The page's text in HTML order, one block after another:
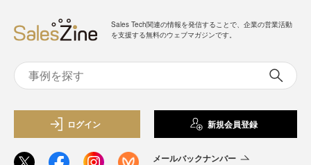
Sales Tech関連の情報を発信することで、企業の営業活動
を支援する無料のウェブマガジンです。
ログイン 新規会員登録
メールバックナンバー